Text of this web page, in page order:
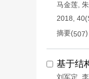
马金莲
2018,
摘要(507)
基于结
刘军定